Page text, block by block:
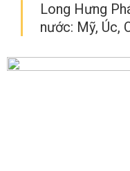
Long Hưng
nước: Mỹ, Úc,